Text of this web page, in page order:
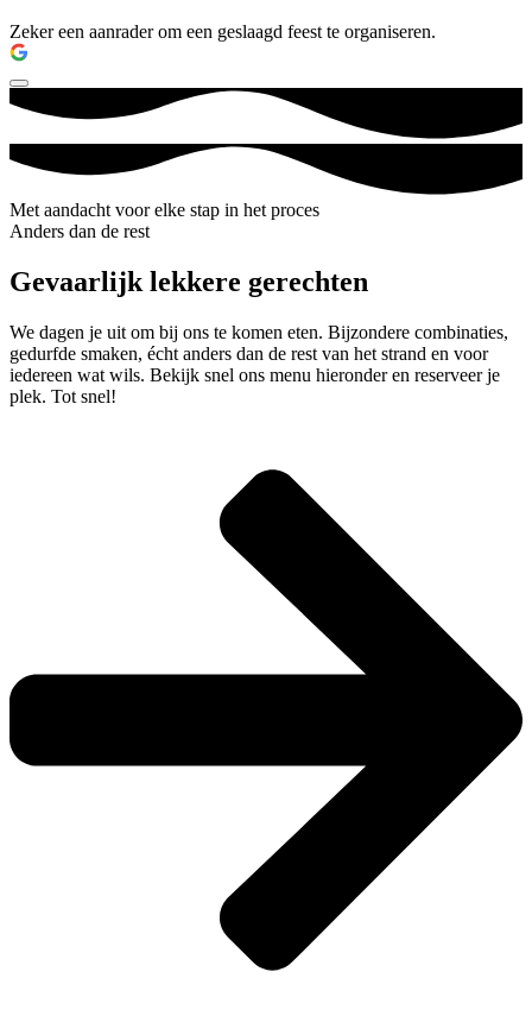
Zeker een aanrader om een geslaagd feest te organiseren.
Met aandacht voor elke stap in het proces
Anders dan de rest
Gevaarlijk lekkere gerechten
We dagen je uit om bij ons te komen eten. Bijzondere combinaties,
gedurfde smaken, écht anders dan de rest van het strand en voor
iedereen wat wils. Bekijk snel ons menu hieronder en reserveer je
plek. Tot snel!